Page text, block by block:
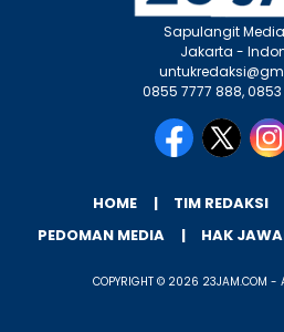
Sapulangit
Jakarta -
0855 7777 888, 0853
HOME TIM REDAKSI
PEDOMAN MEDIA
HAK
COPYRIGHT © 2026 23JAM.COM -